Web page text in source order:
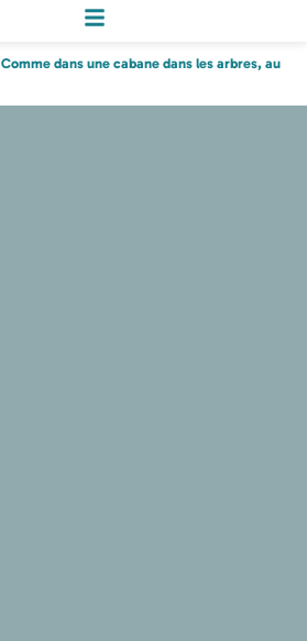
Comme dans une cabane dans les arbres, au